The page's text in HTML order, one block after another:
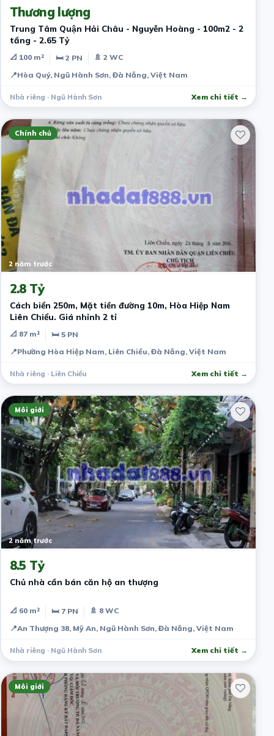
Thương lượng
Trung Tâm Quận Hải Châu - Nguyễn Hoàng - 100m2 - 2
tầng - 2.65 Tỷ
📐 100 m² 🛏 2 PN
🚿 2 WC
📍Hòa Quý, Ngũ Hành Sơn, Đà Nẵng, Việt Nam
Nhà riêng · Ngũ Hành Sơn Xem chi tiết →
Chính chủ
2 năm trước
2.8 Tỷ
Cách biển 250m, Mặt tiền đường 10m, Hòa Hiệp Nam
Liên Chiểu. Giá nhỉnh 2 tỉ
📐 87 m²
🛏 5 PN
📍Phường Hòa Hiệp Nam, Liên Chiểu, Đà Nẵng, Việt Nam
Nhà riêng · Liên Chiểu Xem chi tiết →
Môi giới
2 năm trước
8.5 Tỷ
Chủ nhà cần bán căn hộ an thượng
📐 60 m² 🛏 7 PN
🚿 8 WC
📍An Thượng 38, Mỹ An, Ngũ Hành Sơn, Đà Nẵng, Việt Nam
Nhà riêng · Ngũ Hành Sơn Xem chi tiết →
Môi giới